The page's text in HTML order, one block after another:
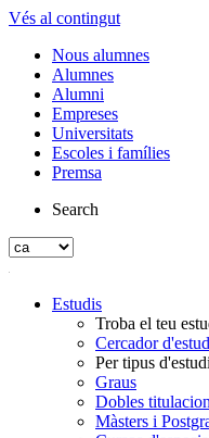
Vés al contingut
Nous alumnes
Alumnes
Alumni
Empreses
Universitats
Escoles i famílies
Premsa
Search
Estudis
Troba el teu
Cercador
Per tipus d'estudi
Graus
Dobles
Màsters i